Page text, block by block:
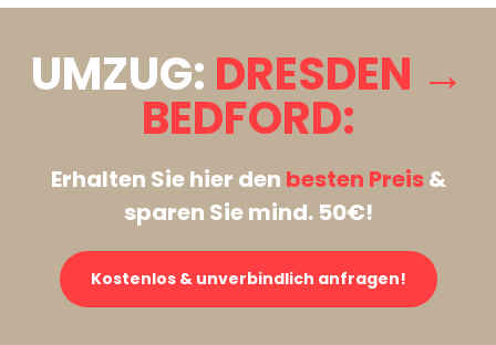
UMZUG: DRESDEN →
BEDFORD:
Erhalten Sie hier den besten Preis&
sparen Sie mind. 50€!
Kostenlos & unverbindlich anfragen!